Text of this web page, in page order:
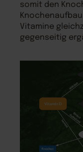
somit den
Vitamine
gegenseitig